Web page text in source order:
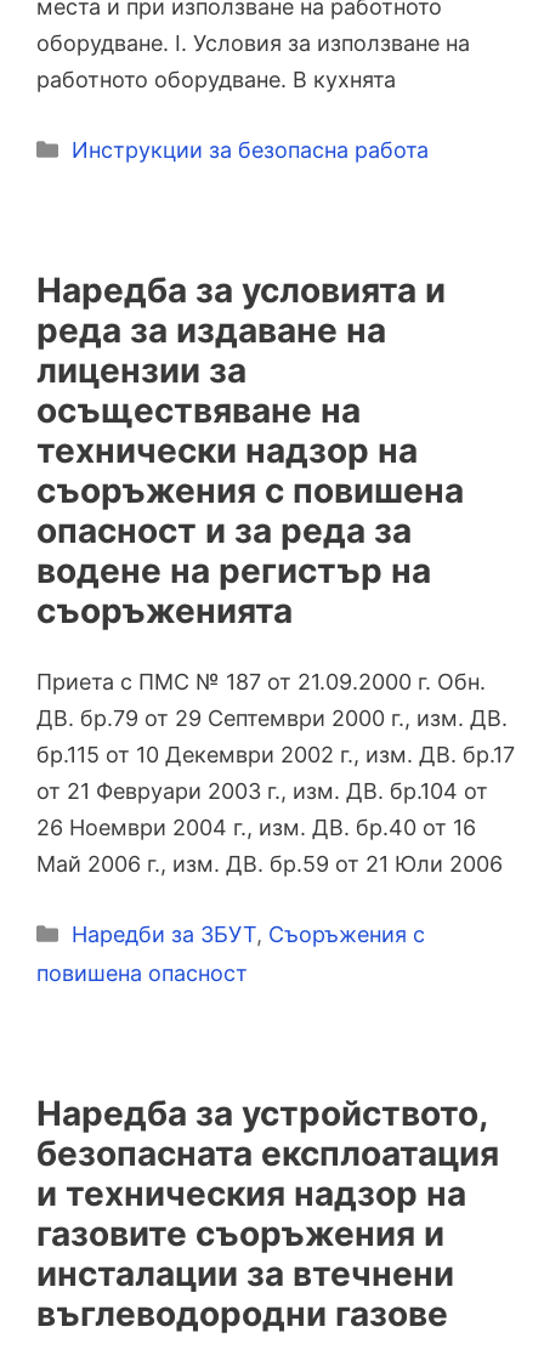
места и при използване на работното
оборудване. I. Условия за използване на
работното оборудване. В кухнята
Категории
Инструкции за безопасна работа
Наредба за условията и
реда за издаване на
лицензии за
осъществяване на
технически надзор на
съоръжения с повишена
опасност и за реда за
водене на регистър на
съоръженията
Приета с ПМС № 187 от 21.09.2000 г. Обн.
ДВ. бр.79 от 29 Септември 2000 г., изм. ДВ.
бр.115 от 10 Декември 2002 г., изм. ДВ. бр.17
от 21 Февруари 2003 г., изм. ДВ. бр.104 от
26 Ноември 2004 г., изм. ДВ. бр.40 от 16
Май 2006 г., изм. ДВ. бр.59 от 21 Юли 2006
Категории
Наредби за ЗБУТ, Съоръжения с
повишена опасност
Наредба за устройството,
безопасната експлоатация
и техническия надзор на
газовите съоръжения и
инсталации за втечнени
въглеводородни газове